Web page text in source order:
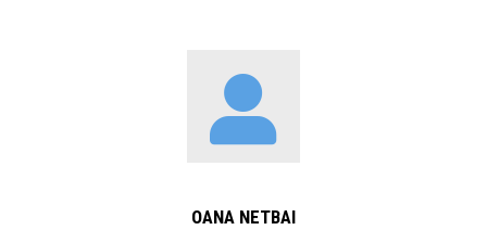
OANA NETBAI